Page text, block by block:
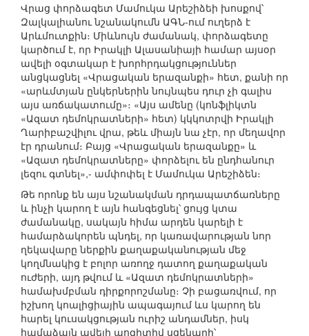
Վրաց փորձագետ Մամուկա Արեշիձեի խոսքով՝
Զալկալիանու նշանակումն ԱԳՆ-ում ուղերձ է
Արևմուտքին։ Միևնույն ժամանակ, փորձագետը
կարծում է, որ Իրակլի Ալասանիայի համար այսօր
ավելի օգտակար է խորհրդակցություններ
անցկացնել «Վրացական երազանքի» հետ, քանի որ
«արևմտյան ընկերներին նույնպես դուր չի գալիս
այս առճակատումը»։ «Այս ամենը (կոնֆլիկտն
«Ազատ դեմոկրատների» հետ) կկկոտրվի Իրակլի
Ղարիբաշվիլու վրա, թեև միայն նա չէր, որ մեղավոր
էր դրանում։ Բայց «Վրացական երազանքը» և
«Ազատ դեմոկրատները» փորձելու են ընդհանուր
լեզու գտնել»,- ամփոփել է Մամուկա Արեշիձեն։
Թե որոնք են այս նշանակման դրդապատճառները
և ինչի կարող է այն հանգեցնել՝ ցույց կտա
ժամանակը, սակայն հիմա արդեն կարելի է
համարձակորեն պնդել, որ կառավարության նոր
ղեկավարը ներքին քաղաքականության մեջ
կողմնակից է բոլոր առողջ դատող քաղաքական
ուժերի, այդ թվում և «Ազատ դեմոկրատների»
համախմբման դիրքորոշմանը։ Չի բացառվում, որ
իշխող կոալիցիային ապագայում ևս կարող են
հարել կուսակցության ուրիշ անդամներ, իսկ
համաձայն ավելի պոզիտիվ սցենարի՝